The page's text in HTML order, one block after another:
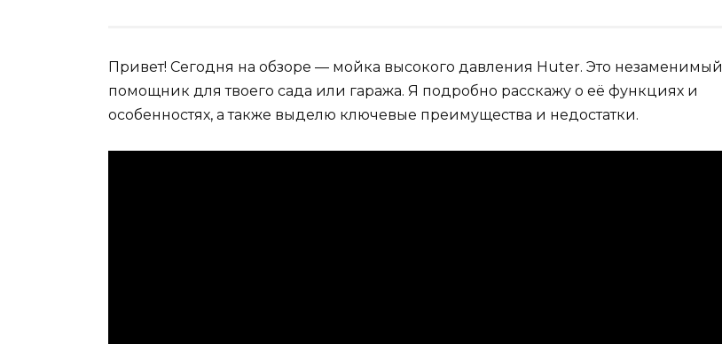
Привет! Сегодня на обзоре — мойка высокого давления Huter. Это незаменимый
помощник для твоего сада или гаража. Я подробно расскажу о её функциях и
особенностях, а также выделю ключевые преимущества и недостатки.